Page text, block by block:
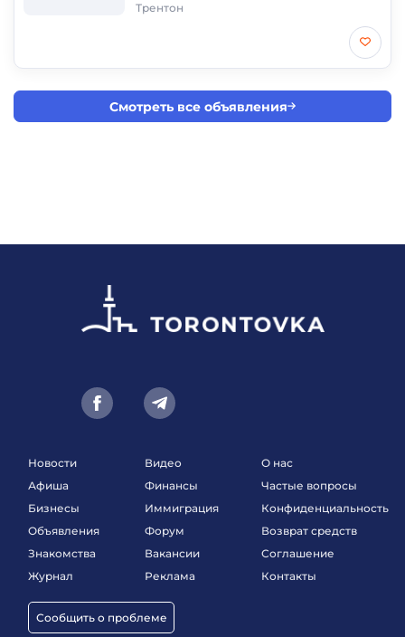
Трентон
Смотреть все объявления
Новости
Афиша
Бизнесы
Объявления
Знакомства
Журнал
Сообщить о проблеме
Видео
Финансы
Иммиграция
Форум
Вакансии
Реклама
О нас
Частые вопросы
Конфиденциальность
Возврат средств
Соглашение
Контакты